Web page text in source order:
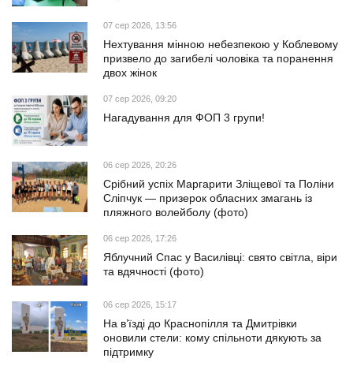
07 сер 2026, 13:56
Нехтування мінною небезпекою у Коблевому
призвело до загибелі чоловіка та поранення
двох жінок
07 сер 2026, 09:20
Нагадування для ФОП 3 групи!
06 сер 2026, 20:26
Срібний успіх Маргарити Зліщевої та Поліни
Сліпчук — призерок обласних змагань із
пляжного волейболу (фото)
06 сер 2026, 17:26
Яблучний Спас у Василівці: свято світла, віри
та вдячності (фото)
06 сер 2026, 15:17
На в’їзді до Краснопілля та Дмитрівки
оновили стели: кому спільноти дякують за
підтримку